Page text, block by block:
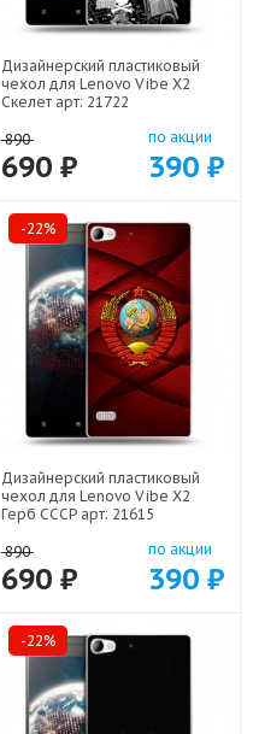
Дизайнерский пластиковый
чехол для Lenovo Vibe X2
Скелет арт: 21722
890
690 ₽
по акции
390 ₽
-22%
Дизайнерский пластиковый
чехол для Lenovo Vibe X2
Герб СССР арт: 21615
890
690 ₽
по акции
390 ₽
-22%